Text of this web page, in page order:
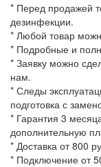
* Перед продажей
дезинфекции.
* Любой товар
* Подробные и
* Заявку можно
нам.
* Следы
подготовка с
* Гарантия 3
дополнительную
* Доставка от 800
* Подключение от